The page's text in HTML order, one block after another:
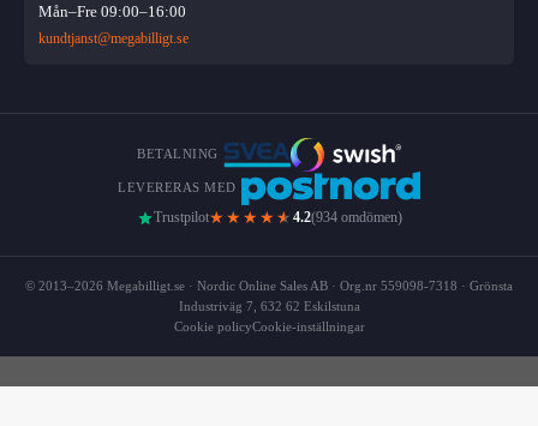
Mån–Fre 09:00–16:00
kundtjanst@megabilligt.se
BETALNING
LEVERERAS MED
Trustpilot★★★★ ★ 4.2(934 omdömen)
© 2013–2026 Megabilligt.se · Nordic Online Sales AB · Org.nr 559098-7318 · Grönsta
Industriväg 7, 632 62 Eskilstuna
Cookie policyCookie-inställningar